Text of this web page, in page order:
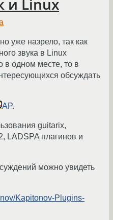
и Linux
уже назрело, так как
звука в Linux
в одном месте, то в
обсуждать
AP.
guitarix,
LADSPA плагинов и
можно увидеть
Kapitonov-Plugins-